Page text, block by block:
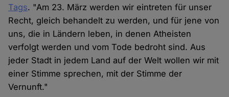
Tags. "Am 23. März werden wir eintreten für unser
Recht, gleich behandelt zu werden, und für jene von
uns, die in Ländern leben, in denen Atheisten
verfolgt werden und vom Tode bedroht sind. Aus
jeder Stadt in jedem Land auf der Welt wollen wir mit
einer Stimme sprechen, mit der Stimme der
Vernunft."